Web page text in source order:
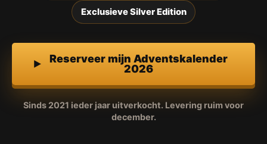
Exclusieve Silver Edition
Reserveer mijn Adventskalender
2026
Sinds 2021 ieder jaar uitverkocht. Levering ruim voor
december.